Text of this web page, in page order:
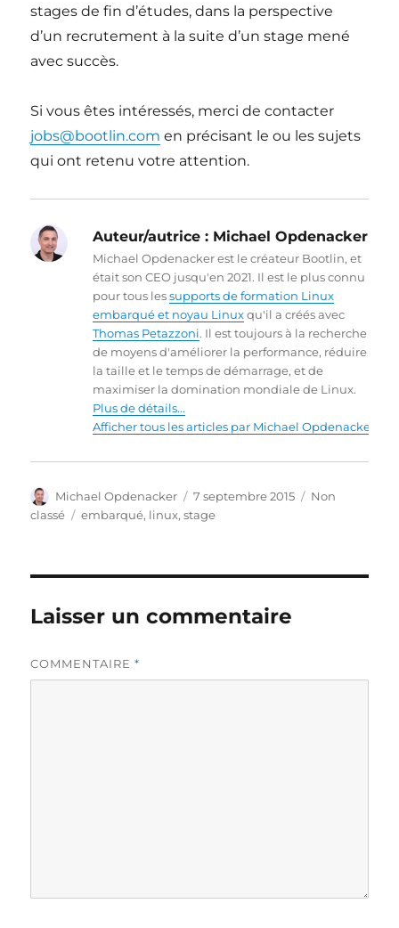
stages de fin d’études, dans la perspective
d’un recrutement à la suite d’un stage mené
avec succès.
Si vous êtes intéressés, merci de contacter
jobs@bootlin.com en précisant le ou les sujets
qui ont retenu votre attention.
Auteur/autrice : Michael Opdenacker
Michael Opdenacker est le créateur Bootlin, et
était son CEO jusqu'en 2021. Il est le plus connu
pour tous lessupports de formation Linux
embarqué et noyau Linuxqu'il a créés avec
Thomas Petazzoni. Il est toujours à la recherche
de moyens d'améliorer la performance, réduire
la taille et le temps de démarrage, et de
maximiser la domination mondiale de Linux.
Plus de détails...
Afficher tous les articles par Michael Opdenacker
Auteur
Michael Opdenacker
Publié
le
7 septembre 2015 Catégories
Non
classé
Étiquettes
embarqué, linux,stage
Laisser un commentaire
COMMENTAIRE*